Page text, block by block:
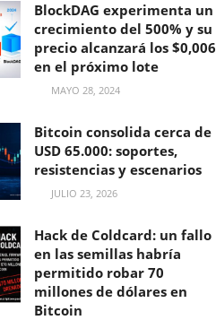
BlockDAG experimenta un
crecimiento del 500% y su
precio alcanzará los $0,006
en el próximo lote
MAYO 28, 2024
Bitcoin consolida cerca de
USD 65.000: soportes,
resistencias y escenarios
JULIO 23, 2026
Hack de Coldcard: un fallo
en las semillas habría
permitido robar 70
millones de dólares en
Bitcoin